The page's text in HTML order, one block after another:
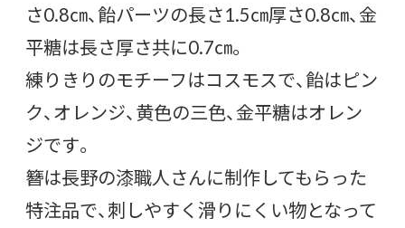
さ0.8㎝、飴パーツの長さ1.5㎝厚さ0.8㎝、金
平糖は長さ厚さ共に0.7㎝。
練りきりのモチーフはコスモスで、飴はピン
ク、オレンジ、黄色の三色、金平糖はオレン
ジです。
簪は長野の漆職人さんに制作してもらった
特注品で、刺しやすく滑りにくい物となって